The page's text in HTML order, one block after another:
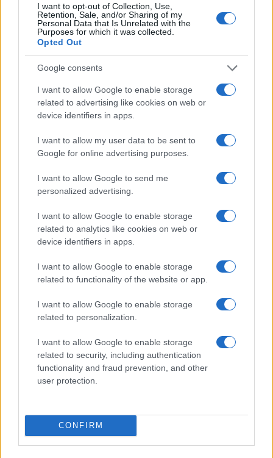
I want to opt-out of Collection, Use,
Retention, Sale, and/or Sharing of my
Personal Data that Is Unrelated with the
Purposes for which it was collected.
Opted Out
Google consents
I want to allow Google to enable storage
related to advertising like cookies on web or
device identifiers in apps.
I want to allow my user data to be sent to
Google for online advertising purposes.
I want to allow Google to send me
personalized advertising.
I want to allow Google to enable storage
related to analytics like cookies on web or
device identifiers in apps.
I want to allow Google to enable storage
related to functionality of the website or app.
I want to allow Google to enable storage
related to personalization.
I want to allow Google to enable storage
related to security, including authentication
functionality and fraud prevention, and other
user protection.
CONFIRM
Commonwealth: tutti i dettagli
Francesca Lombardi · 2 Ago 2026
GAMING NEWS
Ilaria Mauri · 28 Lug 2026